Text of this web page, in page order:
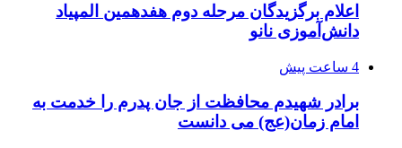
اعلام برگزیدگان مرحله دوم هفدهمین المپیاد
دانش‌آموزی نانو
4 ساعت پیش
برادر شهیدم محافظت از جان پدرم را خدمت به
امام زمان(عج) می دانست